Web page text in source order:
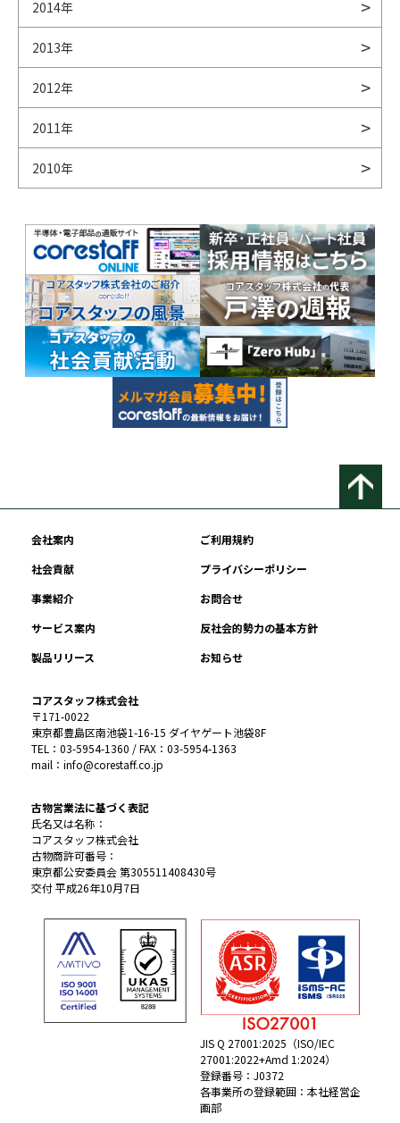
2014年
2013年
2012年
2011年
2010年
会社案内
ご利用規約
社会貢献
プライバシーポリシー
事業紹介
お問合せ
サービス案内
反社会的勢力の基本方針
製品リリース
お知らせ
コアスタッフ株式会社
〒171-0022
東京都豊島区南池袋1-16-15 ダイヤゲート池袋8F
TEL：03-5954-1360 / FAX：03-5954-1363
mail：info@corestaff.co.jp
古物営業法に基づく表記
氏名又は名称：
コアスタッフ株式会社
古物商許可番号：
東京都公安委員会 第305511408430号
交付 平成26年10月7日
JIS Q 27001:2025（ISO/IEC
27001:2022+Amd 1:2024）
登録番号：J0372
各事業所の登録範囲：本社経営企
画部